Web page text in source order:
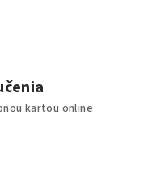
kartou online